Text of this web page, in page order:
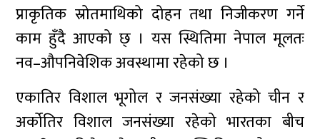
प्राकृतिक स्रोतमाथिको दोहन तथा निजीकरण गर्ने
काम हुँदै आएको छ् । यस स्थितिमा नेपाल मूलतः
नव–औपनिवेशिक अवस्थामा रहेको छ ।
एकातिर विशाल भूगोल र जनसंख्या रहेको चीन र
अर्कोतिर विशाल जनसंख्या रहेको भारतका बीच